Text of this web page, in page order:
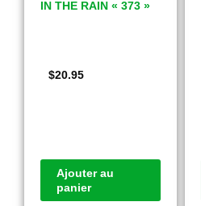
IN THE RAIN « 373 »
$20.95
Ajouter au
panier